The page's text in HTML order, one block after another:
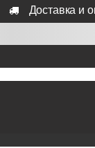
Доставка и
Extreza,